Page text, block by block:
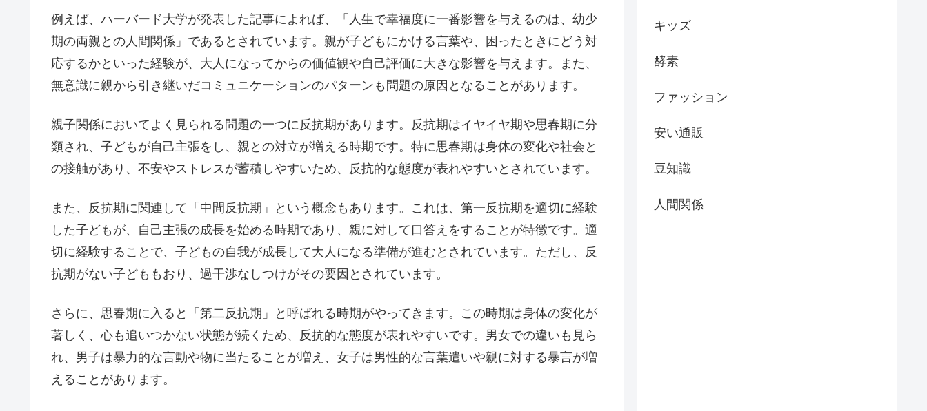
例えば、ハーバード大学が発表した記事によれば、「人生で幸福度に一番影響を与えるのは、幼少
期の両親との人間関係」であるとされています。親が子どもにかける言葉や、困ったときにどう対
応するかといった経験が、大人になってからの価値観や自己評価に大きな影響を与えます。また、
無意識に親から引き継いだコミュニケーションのパターンも問題の原因となることがあります。
親子関係においてよく見られる問題の一つに反抗期があります。反抗期はイヤイヤ期や思春期に分
類され、子どもが自己主張をし、親との対立が増える時期です。特に思春期は身体の変化や社会と
の接触があり、不安やストレスが蓄積しやすいため、反抗的な態度が表れやすいとされています。
また、反抗期に関連して「中間反抗期」という概念もあります。これは、第一反抗期を適切に経験
した子どもが、自己主張の成長を始める時期であり、親に対して口答えをすることが特徴です。適
切に経験することで、子どもの自我が成長して大人になる準備が進むとされています。ただし、反
抗期がない子どももおり、過干渉なしつけがその要因とされています。
さらに、思春期に入ると「第二反抗期」と呼ばれる時期がやってきます。この時期は身体の変化が
著しく、心も追いつかない状態が続くため、反抗的な態度が表れやすいです。男女での違いも見ら
れ、男子は暴力的な言動や物に当たることが増え、女子は男性的な言葉遣いや親に対する暴言が増
えることがあります。
キッズ
酵素
ファッション
安い通販
豆知識
人間関係